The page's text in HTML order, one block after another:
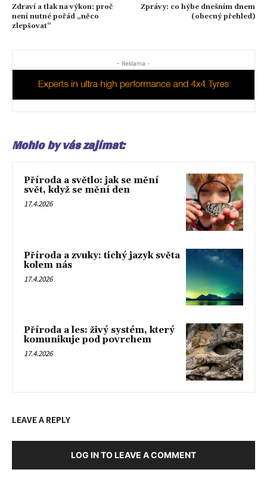
Zdraví a tlak na výkon: proč
není nutné pořád „něco
zlepšovat“
Zprávy: co hýbe dnešním dnem
(obecný přehled)
- Reklama -
Mohlo by vás zajímat:
Příroda a světlo: jak se mění
svět, když se mění den
17.4.2026
Příroda a zvuky: tichý jazyk světa
kolem nás
17.4.2026
Příroda a les: živý systém, který
komunikuje pod povrchem
17.4.2026
LEAVE A REPLY
LOG IN TO LEAVE A COMMENT